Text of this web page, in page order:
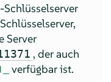
Schlüsselserver
Server
, der auch
verfügbar ist.